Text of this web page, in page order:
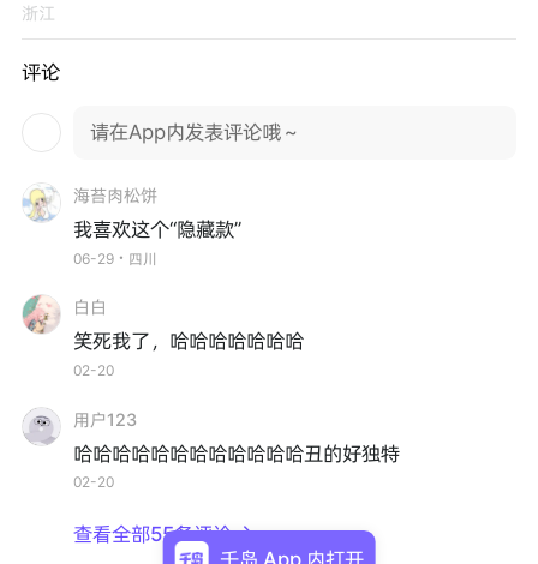
浙江
评论
请在App内发表评论哦～
海苔肉松饼
我喜欢这个“隐藏款”
06-29・四川
白白
笑死我了，哈哈哈哈哈哈哈
02-20
用户123
哈哈哈哈哈哈哈哈哈哈哈哈丑的好独特
02-20
查看全部55条评论 
千岛 App 内打开